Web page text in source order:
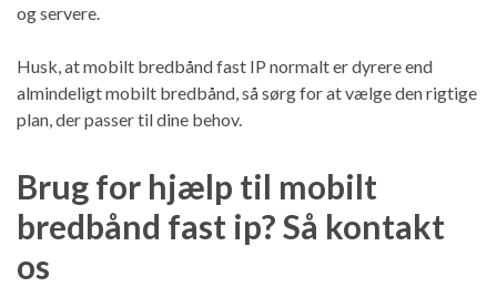
og servere.
Husk, at mobilt bredbånd fast IP normalt er dyrere end
almindeligt mobilt bredbånd, så sørg for at vælge den rigtige
plan, der passer til dine behov.
Brug for hjælp til mobilt
bredbånd fast ip? Så kontakt
os